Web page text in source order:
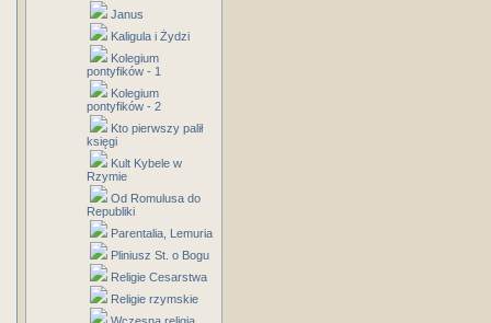
Janus
Kaligula i Żydzi
Kolegium
pontyfików - 1
Kolegium
pontyfików - 2
Kto pierwszy palił
księgi
Kult Kybele w
Rzymie
Od Romulusa do
Republiki
Parentalia, Lemuria
Pliniusz St. o Bogu
Religie Cesarstwa
Religie rzymskie